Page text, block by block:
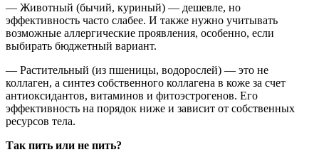
— Животный (бычий, куриный) — дешевле, но
эффективность часто слабее. И также нужно учитывать
возможные аллергические проявления, особенно, если
выбирать бюджетный вариант.
— Растительный (из пшеницы, водорослей) — это не
коллаген, а синтез собственного коллагена в коже за счет
антиоксидантов, витаминов и фитоэстрогенов. Его
эффективность на порядок ниже и зависит от собственных
ресурсов тела.
Так пить или не пить?